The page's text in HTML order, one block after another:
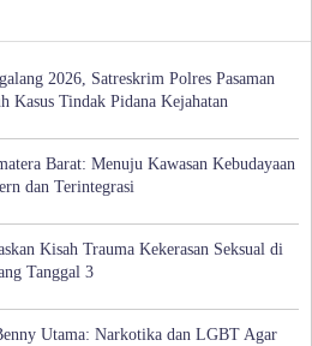
2026, Satreskrim Polres Pasaman
Kasus Tindak Pidana Kejahatan
Barat: Menuju Kawasan Kebudayaan
dan Terintegrasi
Kisah Trauma Kekerasan Seksual di
Tanggal 3
Utama: Narkotika dan LGBT Agar